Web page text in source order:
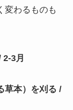
変わるものも
3月
草本）を刈る /